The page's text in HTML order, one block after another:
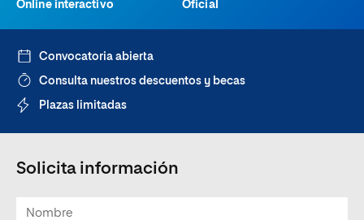
Online interactivo
Oficial
Convocatoria abierta
Consulta nuestros descuentos y becas
Plazas limitadas
Solicita información